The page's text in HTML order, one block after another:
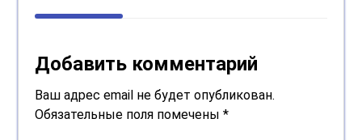
Добавить комментарий
Ваш адрес email не будет опубликован.
Обязательные поля помечены*